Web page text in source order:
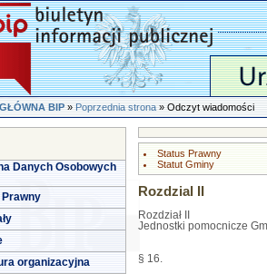
BIP»Poprzednia strona» Odczyt wiadomości
Danych Osobowych
organizacyjna
Status Prawny
Statut Gminy
Rozdzial II
Rozdział II
Jednostki pomocnicze
§ 16.